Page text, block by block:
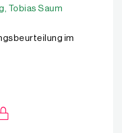
Tobias Saum
Tobias Saum
im